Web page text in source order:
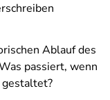
Ablauf des
passiert, wenn